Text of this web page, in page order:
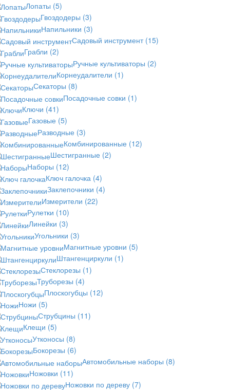
Лопаты (5)
Гвоздодеры (3)
Напильники (3)
Садовый инструмент (15)
Грабли (2)
Ручные культиваторы (2)
Корнеудалители (1)
Секаторы (8)
Посадочные совки (1)
Ключи (41)
Газовые (5)
Разводные (3)
Комбинированные (12)
Шестигранные (2)
Наборы (12)
Ключ галочка (4)
Заклепочники (4)
Измерители (22)
Рулетки (10)
Линейки (3)
Угольники (3)
Магнитные уровни (5)
Штангенциркули (1)
Стеклорезы (1)
Труборезы (4)
Плоскогубцы (12)
Ножи (5)
Струбцины (11)
Клещи (5)
Утконосы (8)
Бокорезы (6)
Автомобильные наборы (8)
Ножовки (11)
Ножовки по дереву (7)